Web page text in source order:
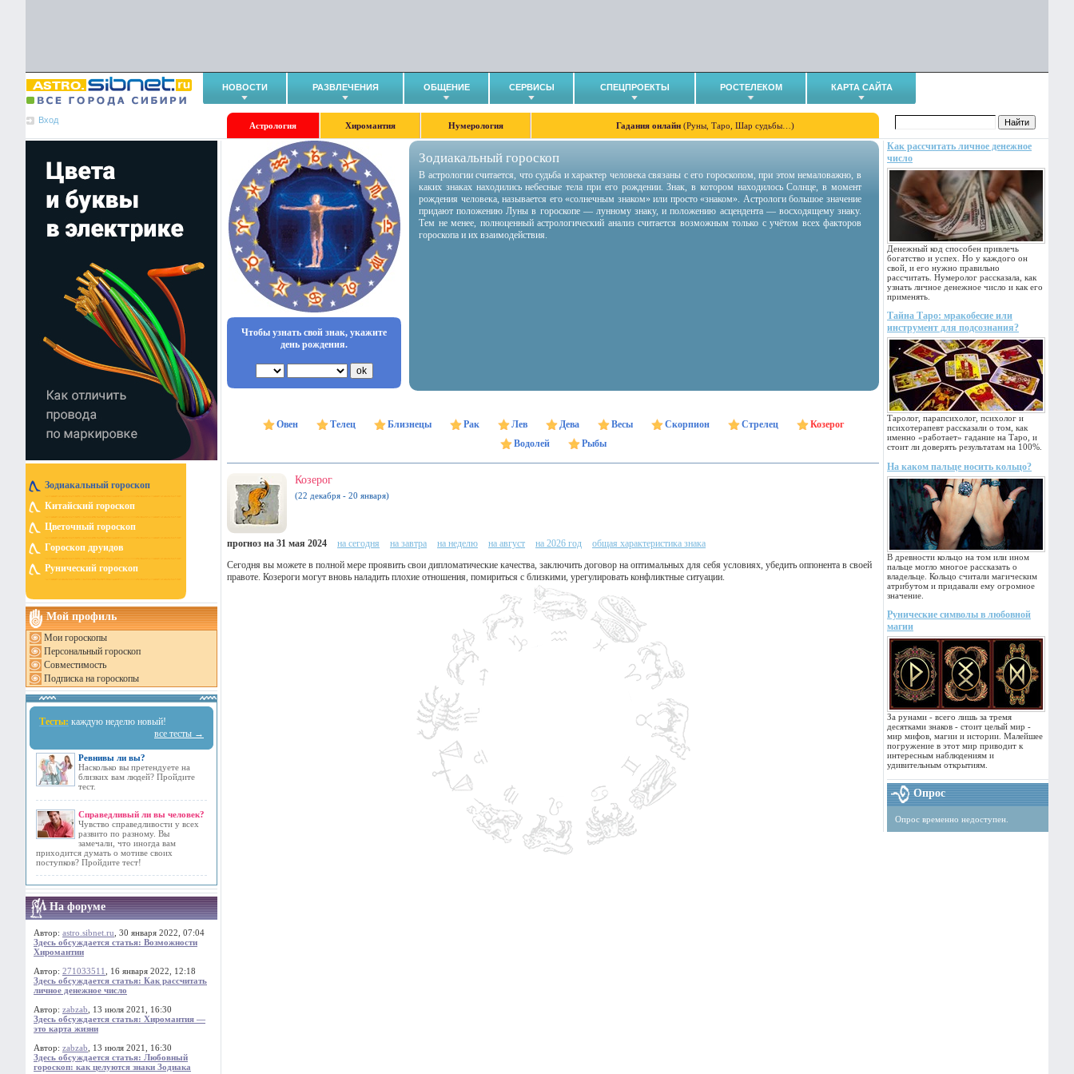
НОВОСТИ РАЗВЛЕЧЕНИЯ ОБЩЕНИЕ СЕРВИСЫ СПЕЦПРОЕКТЫ РОСТЕЛЕКОМ КАРТА САЙТА
Вход
Астрология Хиромантия Нумерология Гадания онлайн (Руны, Таро, Шар судьбы…)
Зодиакальный гороскоп
Китайский гороскоп
Цветочный гороскоп
Гороскоп друидов
Рунический гороскоп
Мой профиль
Мои гороскопы
Персональный гороскоп
Совместимость
Подписка на гороскопы
Тесты: каждую неделю новый!
все тесты →
Ревнивы ли вы?
Насколько вы претендуете на
близких вам людей? Пройдите
тест.
Справедливый ли вы человек?
Чувство справедливости у всех
развито по разному. Вы
замечали, что иногда вам
приходится думать о мотиве своих
поступков? Пройдите тест!
На форуме
Автор: astro.sibnet.ru , 30 января 2022, 07:04
Здесь обсуждается статья: Возможности
Хиромантии
Автор: 271033511
, 16 января 2022, 12:18
Здесь обсуждается статья: Как рассчитать
личное денежное число
Автор: zabzab , 13 июля 2021, 16:30
Здесь обсуждается статья: Хиромантия —
это карта жизни
Автор: zabzab , 13 июля 2021, 16:30
Здесь обсуждается статья: Любовный
гороскоп: как целуются знаки Зодиака
Как рассчитать личное денежное
число
Денежный код способен привлечь
богатство и успех. Но у каждого он
свой, и его нужно правильно
рассчитать. Нумеролог рассказала, как
узнать личное денежное число и как его
применять.
Тайна Таро: мракобесие или
инструмент для подсознания?
Таролог, парапсихолог, психолог и
психотерапевт рассказали о том, как
именно «работает» гадание на Таро, и
стоит ли доверять результатам на 100%.
На каком пальце носить кольцо?
В древности кольцо на том или ином
пальце могло многое рассказать о
владельце. Кольцо считали магическим
атрибутом и придавали ему огромное
значение.
Рунические символы в любовной
магии
За рунами - всего лишь за тремя
десятками знаков - стоит целый мир -
мир мифов, магии и истории. Малейшее
погружение в этот мир приводит к
интересным наблюдениям и
удивительным открытиям.
Опрос
Опрос временно недоступен.
Чтобы узнать свой знак, укажите
день рождения.
Зодиакальный гороскоп
В астрологии считается, что судьба и характер человека связаны с его гороскопом, при этом немаловажно, в
каких знаках находились небесные тела при его рождении. Знак, в котором находилось Солнце, в момент
рождения человека, называется его «солнечным знаком» или просто «знаком». Астрологи большое значение
придают положению Луны в гороскопе — лунному знаку, и положению асцендента — восходящему знаку.
Тем не менее, полноценный астрологический анализ считается возможным только с учётом всех факторов
гороскопа и их взаимодействия.
Овен Телец Близнецы Рак Лев Дева Весы Скорпион Стрелец
Козерог
Водолей
Рыбы
Козерог
(22 декабря - 20 января)
прогноз на 31 мая 2024 на сегодня на завтра на неделю на август на 2026 год
общая характеристика знака
Сегодня вы можете в полной мере проявить свои дипломатические качества, заключить договор на оптимальных для себя условиях, убедить оппонента в своей
правоте. Козероги могут вновь наладить плохие отношения, помириться с близкими, урегулировать конфликтные ситуации.